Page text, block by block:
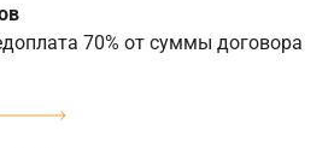
70% от суммы договора